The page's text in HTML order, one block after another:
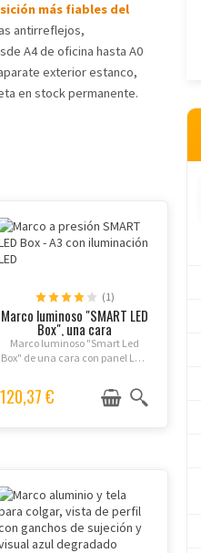
más fiables del
antirreflejos,
A4 de oficina hasta A0
exterior estanco,
en stock permanente.
(1)
Marco luminoso "SMART LED
Box", una cara
Marco luminoso "Smart Led
Box" de una cara con panel LED
120,37 €